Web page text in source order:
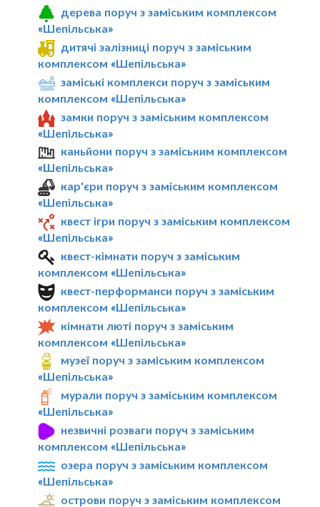
дерева поруч з заміським комплексом
«Шепільська»
дитячі залізниці поруч з заміським
комплексом «Шепільська»
заміські комплекси поруч з заміським
комплексом «Шепільська»
замки поруч з заміським комплексом
«Шепільська»
каньйони поруч з заміським комплексом
«Шепільська»
кар'єри поруч з заміським комплексом
«Шепільська»
квест ігри поруч з заміським комплексом
«Шепільська»
квест-кімнати поруч з заміським
комплексом «Шепільська»
квест-перформанси поруч з заміським
комплексом «Шепільська»
кімнати люті поруч з заміським
комплексом «Шепільська»
музеї поруч з заміським комплексом
«Шепільська»
мурали поруч з заміським комплексом
«Шепільська»
незвичні розваги поруч з заміським
комплексом «Шепільська»
озера поруч з заміським комплексом
«Шепільська»
острови поруч з заміським комплексом